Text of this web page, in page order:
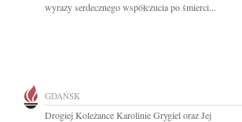
wyrazy serdecznego współczucia po śmierci...
GDAŃSK
Drogiej Koleżance Karolinie Grygiel oraz Jej